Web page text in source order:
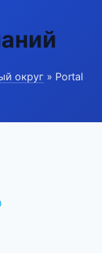
округ » Portal